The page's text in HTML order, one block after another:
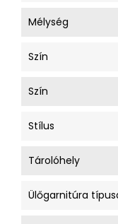
Mélység
Szín
Szín
Stílus
Tárolóhely
Ülőgarnitúra